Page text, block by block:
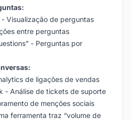
- Visualização de perguntas
entre perguntas
- Perguntas por
de ligações de vendas
- Análise de tickets de suporte
de menções sociais
ferramenta traz “volume de